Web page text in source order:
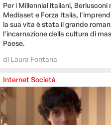
Per i Millennial italiani, Berlusconi
Mediaset e Forza Italia,
la sua vita è stata il grande
l'incarnazione della cultura di
Paese.
di Laura Fontana
InternetSocietà